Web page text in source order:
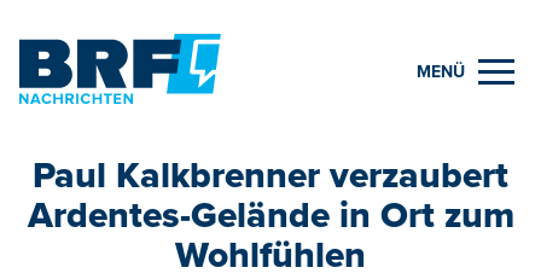
MENÜ
Paul Kalkbrenner verzaubert
Ardentes-Gelände in Ort zum
Wohlfühlen